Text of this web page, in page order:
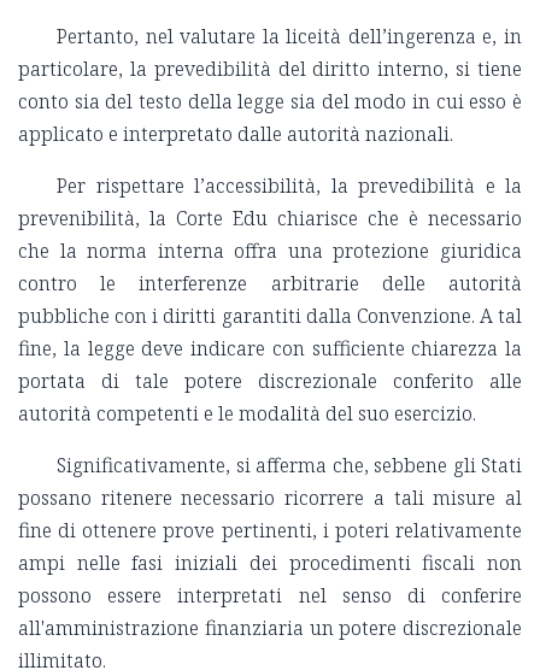
Pertanto, nel valutare la liceità dell’ingerenza e, in
particolare, la prevedibilità del diritto interno, si tiene
conto sia del testo della legge sia del modo in cui esso è
applicato e interpretato dalle autorità nazionali.
Per rispettare l’accessibilità, la prevedibilità e la
prevenibilità, la Corte Edu chiarisce che è necessario
che la norma interna offra una protezione giuridica
contro le interferenze arbitrarie delle autorità
pubbliche con i diritti garantiti dalla Convenzione. A tal
fine, la legge deve indicare con sufficiente chiarezza la
portata di tale potere discrezionale conferito alle
autorità competenti e le modalità del suo esercizio.
Significativamente, si afferma che, sebbene gli Stati
possano ritenere necessario ricorrere a tali misure al
fine di ottenere prove pertinenti, i poteri relativamente
ampi nelle fasi iniziali dei procedimenti fiscali non
possono essere interpretati nel senso di conferire
all'amministrazione finanziaria un potere discrezionale
illimitato.